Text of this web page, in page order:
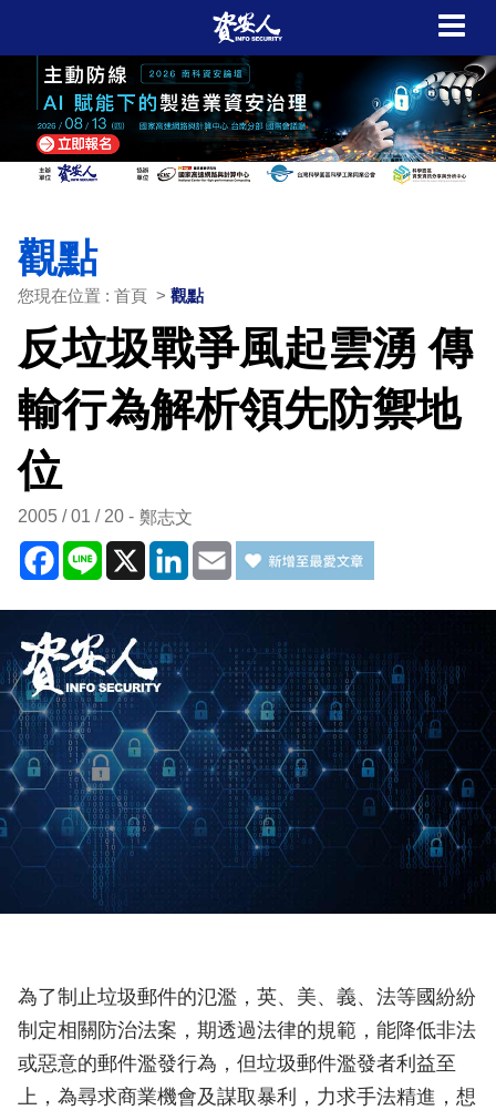
觀點
您現在位置 : 首頁 > 觀點
反垃圾戰爭風起雲湧 傳
輸行為解析領先防禦地
位
2005 / 01 / 20 鄭志文
Facebook
Line X LinkedIn
Email
為了制止垃圾郵件的氾濫，英、美、義、法等國紛紛
制定相關防治法案，期透過法律的規範，能降低非法
或惡意的郵件濫發行為，但垃圾郵件濫發者利益至
上，為尋求商業機會及謀取暴利，力求手法精進，想